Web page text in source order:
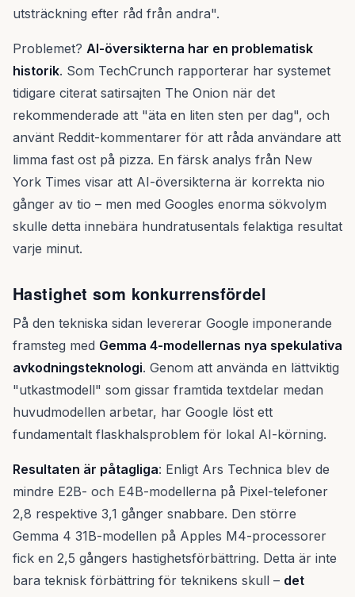
utsträckning efter råd från andra".
Problemet? AI-översikterna har en problematisk
historik. Som TechCrunch rapporterar har systemet
tidigare citerat satirsajten The Onion när det
rekommenderade att "äta en liten sten per dag", och
använt Reddit-kommentarer för att råda användare att
limma fast ost på pizza. En färsk analys från New
York Times visar att AI-översikterna är korrekta nio
gånger av tio – men med Googles enorma sökvolym
skulle detta innebära hundratusentals felaktiga resultat
varje minut.
Hastighet som konkurrensfördel
På den tekniska sidan levererar Google imponerande
framsteg med Gemma 4-modellernas nya spekulativa
avkodningsteknologi. Genom att använda en lättviktig
"utkastmodell" som gissar framtida textdelar medan
huvudmodellen arbetar, har Google löst ett
fundamentalt flaskhalsproblem för lokal AI-körning.
Resultaten är påtagliga: Enligt Ars Technica blev de
mindre E2B- och E4B-modellerna på Pixel-telefoner
2,8 respektive 3,1 gånger snabbare. Den större
Gemma 4 31B-modellen på Apples M4-processorer
fick en 2,5 gångers hastighetsförbättring. Detta är inte
bara teknisk förbättring för teknikens skull – det